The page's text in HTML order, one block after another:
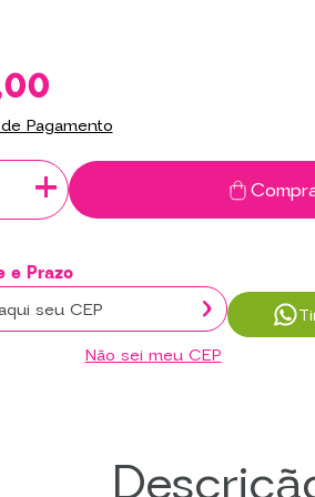
Pagamento
+
Não sei meu CEP